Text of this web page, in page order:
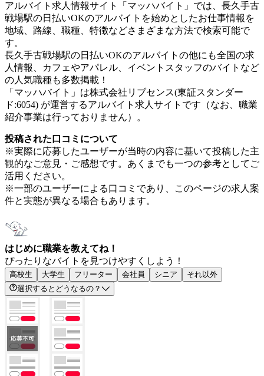
アルバイト求人情報サイト「マッハバイト」では、長久手古
戦場駅の日払いOKのアルバイトを始めとしたお仕事情報を
地域、路線、職種、特徴などさまざまな方法で検索可能で
す。
長久手古戦場駅の日払いOKのアルバイトの他にも全国の求
人情報、カフェやアパレル、イベントスタッフのバイトなど
の人気職種も多数掲載！
「マッハバイト」は株式会社リブセンス(東証スタンダー
ド:6054) が運営するアルバイト求人サイトです（なお、職業
紹介事業は行っておりません）。
投稿された口コミについて
※実際に応募したユーザーが当時の内容に基いて投稿した主
観的なご意見・ご感想です。あくまでも一つの参考としてご
活用ください。
※一部のユーザーによる口コミであり、このページの求人案
件と実態が異なる場合もあります。
はじめに職業を教えてね！
ぴったりなバイトを見つけやすくしよう！
高校生 大学生 フリーター 会社員 シニア
それ以外
選択するとどうなるの？